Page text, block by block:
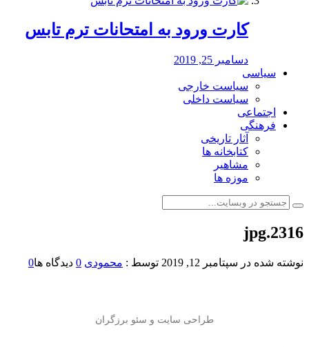
کارت ورود به امتحانات ترم تابس
دسامبر 25, 2019
سیاسی
سیاست خارجی
سیاست داخلی
اجتماعی
فرهنگی
آثار تاریخی
کتابخانه ها
مشاهیر
موزه ها
2316.jpg
نوشته شده در سپتامبر 12, 2019 توسط : محمودی 0 دیدگاه ها0